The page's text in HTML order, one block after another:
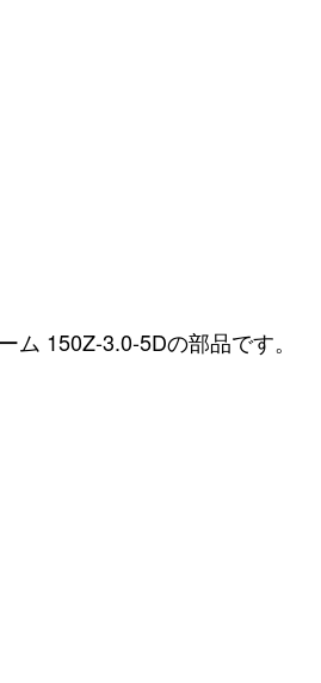
150Z-3.0-5Dの部品です。